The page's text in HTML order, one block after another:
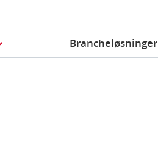
Brancheløsninger